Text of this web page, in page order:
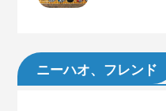
ニーハオ、フレンド